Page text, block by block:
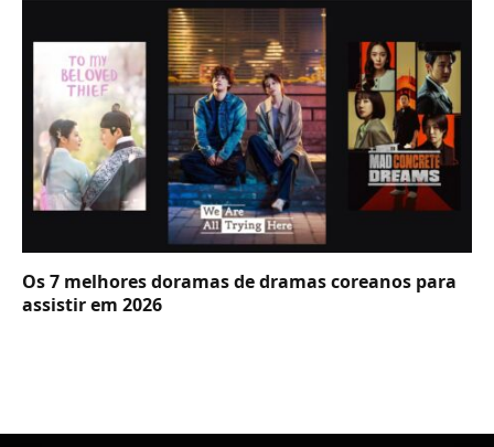
Os 7 melhores doramas de dramas coreanos para
assistir em 2026